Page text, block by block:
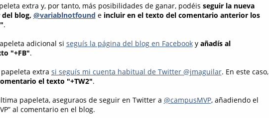
extra y, por tanto, más posibilidades de ganar, podéis seguir la nueva
blog, @variablnotfound e incluir en el texto del comentario anterior los
.
adicional si seguís la página del blog en Facebooky añadís al
"+FB".
extra si seguís mi cuenta habitual de Twitter @jmaguilar. En este caso,
el texto "+TW2".
papeleta, aseguraos de seguir en Twitter a @campusMVP, añadiendo el
al comentario en el blog.